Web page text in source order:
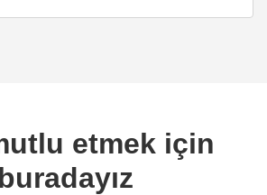
etmek için
buradayız